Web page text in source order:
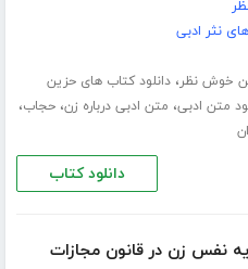
نثر ادبی
خوش نظر،دانلود کتاب های حزین
متن ادبی، متن ادبی درباره زن،حجاب،
دانلود کتاب
نفس زن در قانون مجازات